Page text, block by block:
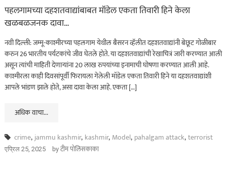
पहलगामच्या दहशतवाद्यांबाबत मॉडेल एकता तिवारी हिने केला
खळबळजनक दावा…
नवी दिल्ली: जम्मू-काश्मीरच्या पहलगाम येथील बैसरन व्हॅलीत दहशतवाद्यांनी बेछूट गोळीबार
करुन 26 भारतीय पर्यटकांचे जीव घेतले होते. या दहशतवाद्यांची रेखाचित्रं जारी करण्यात आली
असून त्यांची माहिती देणाऱ्यांना 20 लाख रुपयांच्या इनामाची घोषणा करण्यात आली आहे.
काश्मीरला काही दिवसांपूर्वी फिरायला गेलेली मॉडेल एकता तिवारी हिने या दहशतवाद्यांशी
आपले भांडण झाले होते, असा दावा केला आहे. एकता […]
अधिक वाचा...
crime,jammu kashmir, kashmir, Model, pahalgam attack,terrorist
एप्रिल 25, 2025 byटीम पोलिसकाका